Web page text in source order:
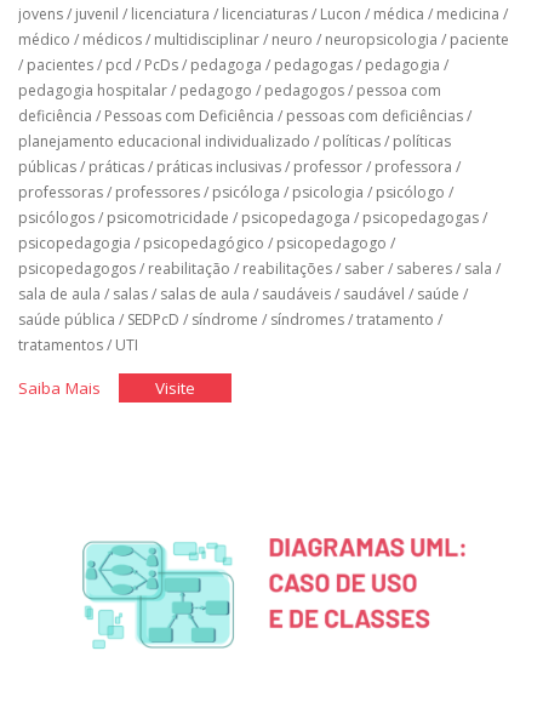
jovens/ juvenil / licenciatura / licenciaturas/ Lucon / médica / medicina /
médico / médicos/ multidisciplinar/ neuro / neuropsicologia / paciente
/ pacientes/ pcd / PcDs/ pedagoga / pedagogas/ pedagogia /
pedagogia hospitalar/ pedagogo / pedagogos/ pessoa com
deficiência / Pessoas com Deficiência / pessoas com deficiências/
planejamento educacional individualizado / políticas/ políticas
públicas/ práticas/ práticas inclusivas/ professor/ professora /
professoras/ professores/ psicóloga / psicologia / psicólogo /
psicólogos/ psicomotricidade / psicopedagoga / psicopedagogas/
psicopedagogia / psicopedagógico / psicopedagogo /
psicopedagogos/ reabilitação / reabilitações/ saber/ saberes/ sala /
sala de aula / salas/ salas de aula / saudáveis/ saudável / saúde /
saúde pública / SEDPcD / síndrome / síndromes/tratamento /
tratamentos/ UTI
Saiba Mais"Classe Visite"Classe